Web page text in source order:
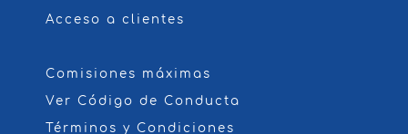
Acceso a clientes
Comisiones máximas
Ver Código de Conducta
Términos y Condiciones